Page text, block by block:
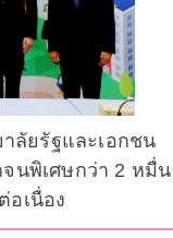
ลัยรัฐและเอกชน
นพิเศษกว่า 2 หมื่น
อเนื่อง